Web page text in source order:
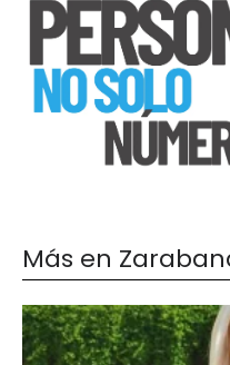
Más en